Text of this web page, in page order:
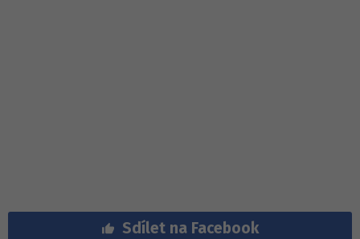
Sdílet na Facebook